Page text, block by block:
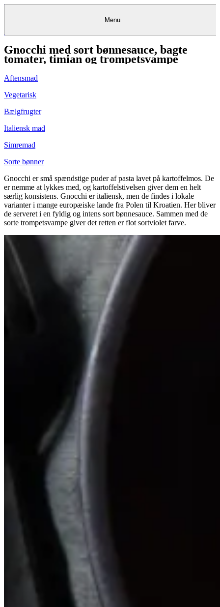
Kantine Kantine Kantine
FrokostordningFrokostordningFrokostordning
Catering Catering& &Events EventsCatering & Events
Madkurser
& Teambuilding
Opskrifter
RestauranterRestauranter&&BagerierBagerierRestauranter &
Bagerier
FoodserviceFoodservice Foodservice
Detail
Projekter
rådgivning
Eventkalender
KøbKøbgavekortgavekortKøb gavekort
KundeserviceKundeserviceKundeservice
Menu
Gnocchi med sort bønnesauce, bagte
tomater, timian og trompetsvampe
Aftensmad
Vegetarisk
Bælgfrugter
Italiensk mad
Simremad
Sorte bønner
Gnocchi er små spændstige puder af pasta lavet på kartoffelmos. De
er nemme at lykkes med, og kartoffelstivelsen giver dem en helt
særlig konsistens. Gnocchi er italiensk, men de findes i lokale
varianter i mange europæiske lande fra Polen til Kroatien. Her bliver
de serveret i en fyldig og intens sort bønnesauce. Sammen med de
sorte trompetsvampe giver det retten er flot sortviolet farve.